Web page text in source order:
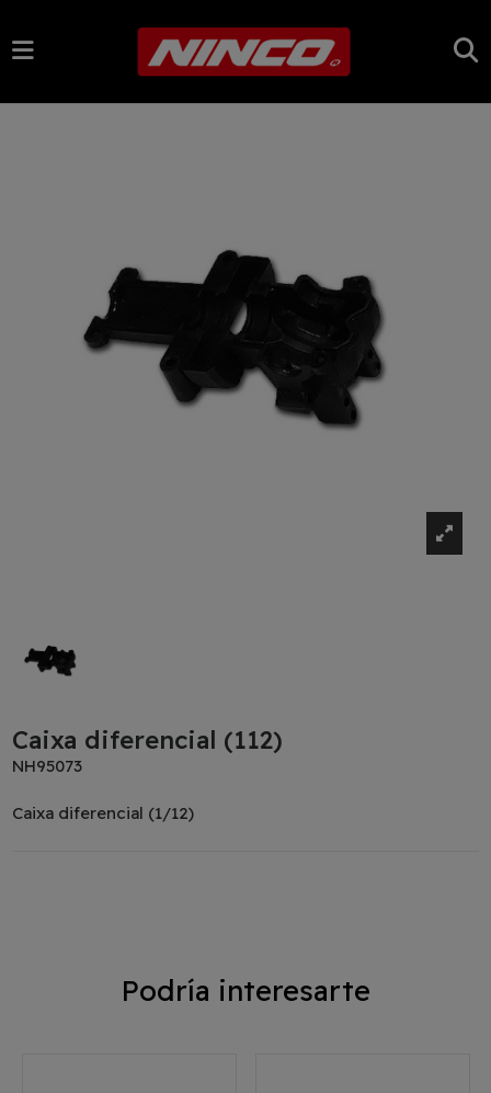
Caixa diferencial (112)
NH95073
Caixa diferencial (1/12)
Podría interesarte